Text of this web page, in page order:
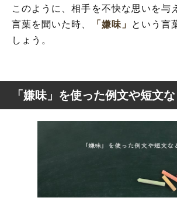
このように、相手を不快な思いを与
言葉を聞いた時、
「嫌味」
という言
しょう。
「嫌味」を使った例文や短文